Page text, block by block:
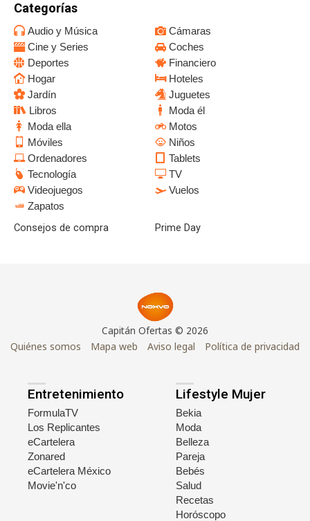
Categorías
Audio y Música
Cámaras
Cine y Series
Coches
Deportes
Financiero
Hogar
Hoteles
Jardín
Juguetes
Libros
Moda él
Moda ella
Motos
Móviles
Niños
Ordenadores
Tablets
Tecnología
TV
Videojuegos
Vuelos
Zapatos
Consejos de compra Prime Day
Capitán Ofertas © 2026
Quiénes somos
Mapa web Aviso legal Política de privacidad
Entretenimiento
FormulaTV
Los Replicantes
eCartelera
Zonared
eCartelera México
Movie'n'co
Lifestyle Mujer
Bekia
Moda
Belleza
Pareja
Bebés
Salud
Recetas
Horóscopo